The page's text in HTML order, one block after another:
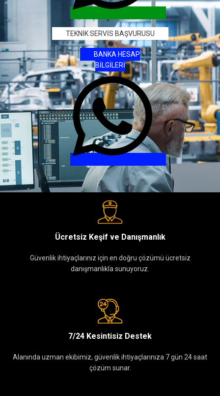
TEKNİK SERVİS BAŞVURUSU
BANKA HESAP
BİLGİLERİ
Ücretsiz Keşif ve Danışmanlık
Güvenlik ihtiyaçlarınız için en doğru çözümü ücretsiz
danışmanlıkla sunuyoruz.
7/24 Kesintisiz Destek
Alanında uzman ekibimiz, güvenlik ihtiyaçlarınıza 7 gün 24 saat
çözüm sunar.